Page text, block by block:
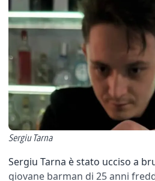
Sergiu Tarna
Sergiu Tarna è stato ucciso a
giovane barman di 25 anni